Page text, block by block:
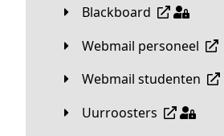
Blackboard
Webmail personeel
Webmail studenten
Uurroosters